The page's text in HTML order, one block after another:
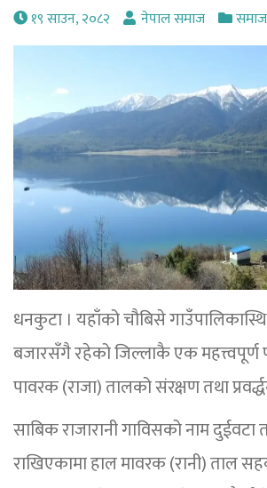
१९ साउन, २०८२ नेपाल समाज समाज
धनकुटा । यहाँको चौबिसे
बजारसँगै रहेको जिल्लाकै एक महत्त्वपूर्ण
पावरक (राजा) तालको संरक्षण तथा
साबिक राजारानी गाविसको नाम दुईवटा
राखिएकामा हाल मावरक (रानी) ताल